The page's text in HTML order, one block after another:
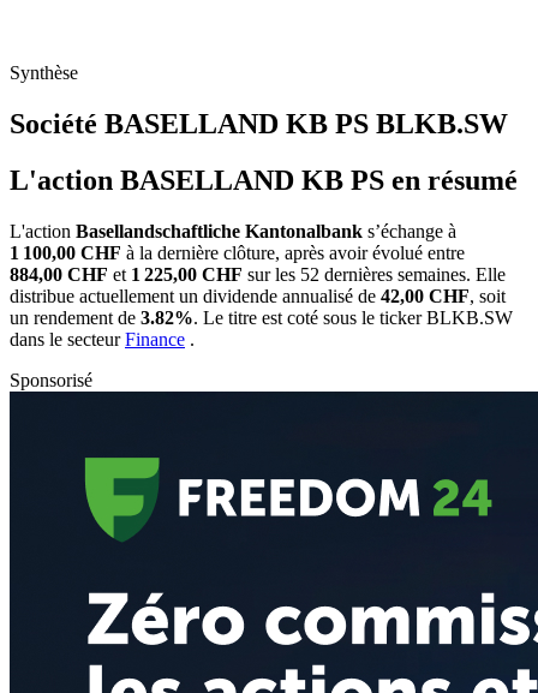
Synthèse
Société BASELLAND KB PS BLKB.SW
L'action BASELLAND KB PS en résumé
L'action Basellandschaftliche Kantonalbank s’échange à
1 100,00 CHF à la dernière clôture, après avoir évolué entre
884,00 CHF et 1 225,00 CHF sur les 52 dernières semaines. Elle
distribue actuellement un dividende annualisé de 42,00 CHF, soit
un rendement de 3.82%. Le titre est coté sous le tickerBLKB.SW
dans le secteurFinance .
Sponsorisé